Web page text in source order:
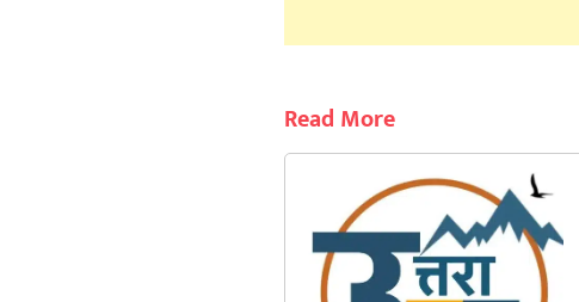
Read More